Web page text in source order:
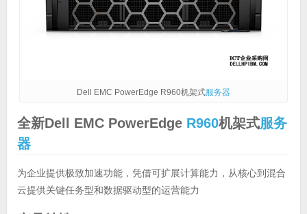
Dell EMC PowerEdge R960机架式服务器
全新Dell EMC PowerEdge R960机架式服务
器
为企业提供极致加速功能，凭借可扩展计算能力，从核心到混合
云提供关键任务型和数据驱动型的运营能力